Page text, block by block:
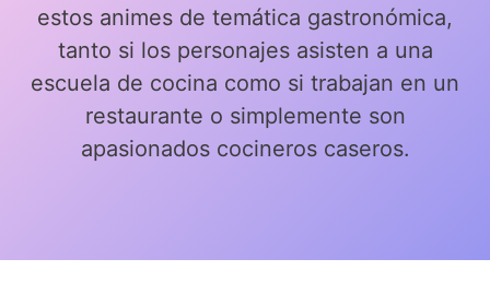
estos animes de temática gastronómica,
tanto si los personajes asisten a una
escuela de cocina como si trabajan en un
restaurante o simplemente son
apasionados cocineros caseros.